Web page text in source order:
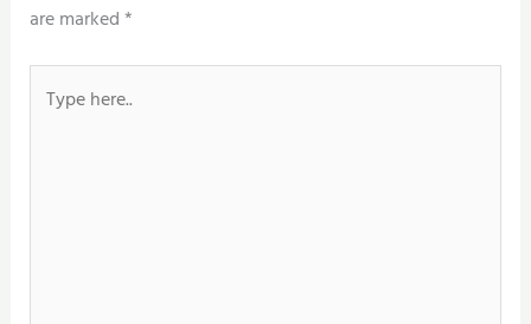
are marked*
here..